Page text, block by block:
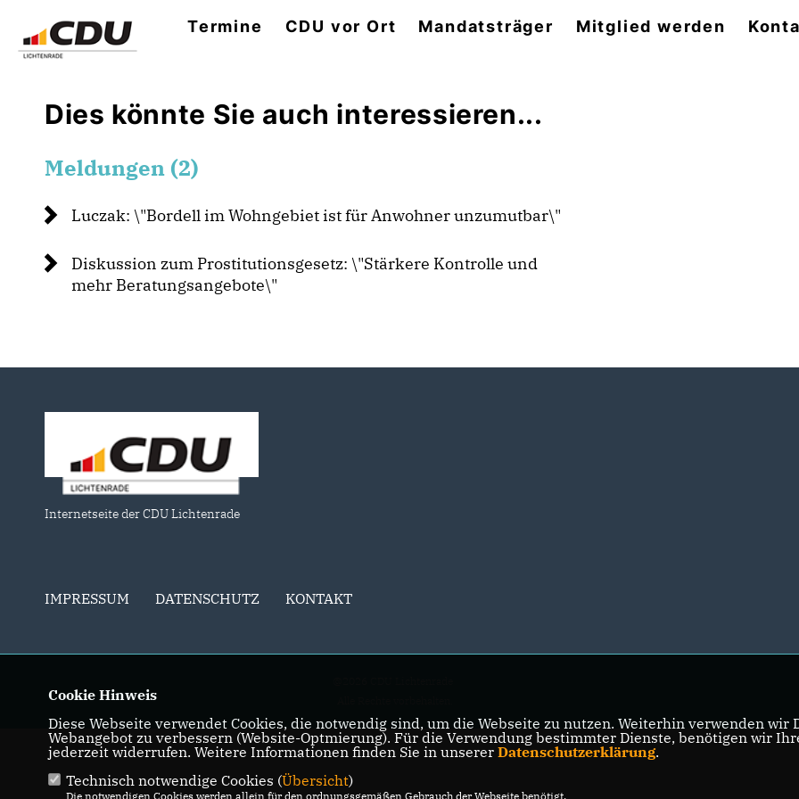
Termine CDU vor Ort Mandatsträger Mitglied werden
Dies könnte Sie auch interessieren...
Meldungen (2)
Luczak: \"Bordell im Wohngebiet ist für Anwohner unzumutbar\"
Diskussion zum Prostitutionsgesetz: \"Stärkere Kontrolle und
mehr Beratungsangebote\"
Internetseite der CDU Lichtenrade
IMPRESSUM DATENSCHUTZ KONTAKT
Cookie Hinweis
Diese Webseite verwendet Cookies, die notwendig sind, um die Webseite zu nutzen. Weiterhin verwenden
Webangebot zu verbessern (Website-Optmierung). Für die Verwendung bestimmter Dienste, benötigen wir
jederzeit widerrufen. Weitere Informationen finden Sie in unserer Datenschutzerklärung.
Technisch notwendige Cookies (Übersicht)
Die notwendigen Cookies werden allein für den ordnungsgemäßen Gebrauch der Webseite benötigt.